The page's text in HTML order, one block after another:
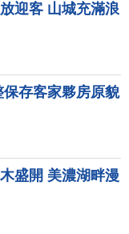
迎客 山城充滿浪
存客家夥房原貌
盛開 美濃湖畔漫